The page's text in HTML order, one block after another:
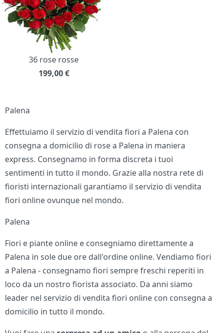
36 rose rosse
199,00 €
Palena
Effettuiamo il servizio di vendita fiori a Palena con
consegna a domicilio di rose a Palena in maniera
express. Consegnamo in forma discreta i tuoi
sentimenti in tutto il mondo. Grazie alla nostra rete di
fioristi internazionali garantiamo il servizio di vendita
fiori online ovunque nel mondo.
Palena
Fiori e piante online e consegniamo direttamente a
Palena in sole due ore dall'ordine online. Vendiamo fiori
a Palena - consegnamo fiori sempre freschi reperiti in
loco da un nostro fiorista associato. Da anni siamo
leader nel servizio di vendita fiori online con consegna a
domicilio in tutto il mondo.